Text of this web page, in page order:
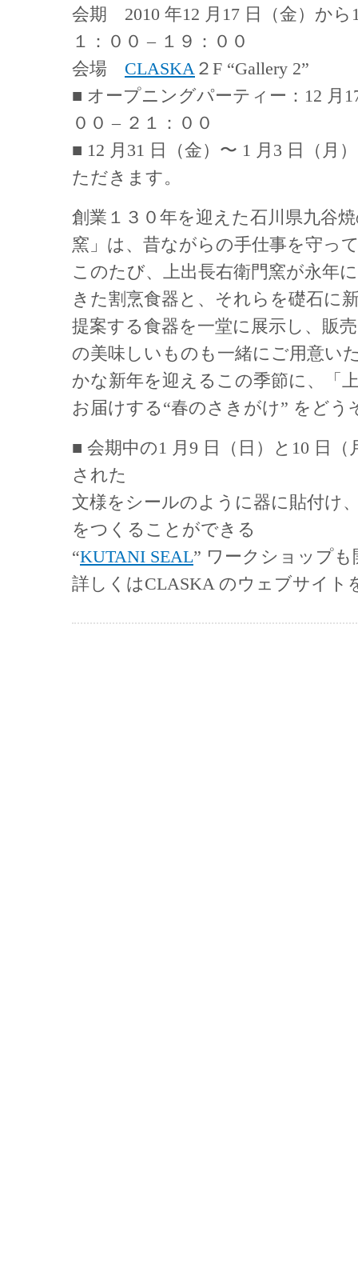
会期 2010 年12 月17 日（金）から
１：００ – １９：００
会場 CLASKA ２F “Gallery 2”
■ オープニングパーティー：12 月
００ – ２１：００
■ 12 月31 日（金）〜 1 月3 日（月
ただきます。
創業１３０年を迎えた石川県九谷
窯」は、昔ながらの手仕事を守っ
このたび、上出長右衛門窯が永年
きた割烹食器と、それらを礎石に
提案する食器を一堂に展示し、販
の美味しいものも一緒にご用意い
かな新年を迎えるこの季節に、「
お届けする“春のさきがけ” をどう
■ 会期中の1 月9 日（日）と10 日（
された
文様をシールのように器に貼付け
をつくることができる
“KUTANI SEAL” ワークショップ
詳しくはCLASKA のウェブサイト